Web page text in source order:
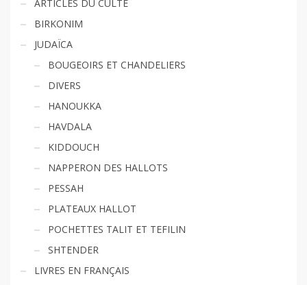
ARTICLES DU CULTE
BIRKONIM
JUDAÏCA
BOUGEOIRS ET CHANDELIERS
DIVERS
HANOUKKA
HAVDALA
KIDDOUCH
NAPPERON DES HALLOTS
PESSAH
PLATEAUX HALLOT
POCHETTES TALIT ET TEFILIN
SHTENDER
LIVRES EN FRANÇAIS